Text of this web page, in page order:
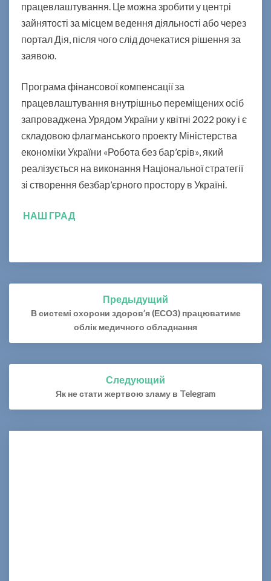
т
о
в
г
о
п
е
е
с
е
працевлаштування. Це можна зробити у центрі
зайнятості за місцем ведення діяльності або через
портал Дія, після чого слід дочекатися рішення за
заявою.
Програма фінансової компенсації за
працевлаштування внутрішньо переміщених осіб
запроваджена Урядом України у квітні 2022 року і є
складовою флагманського проекту Міністерства
економіки України «Робота без бар’єрів», який
реалізується на виконання Національної стратегії
зі створення безбар’єрного простору в Україні.
НАШ ГРАД
Предыдущий
В системі охорони здоров’я (ЕСОЗ) працюватиме
облік медичного обладнання
Следующий
Як не стати жертвою зламу в Telegram